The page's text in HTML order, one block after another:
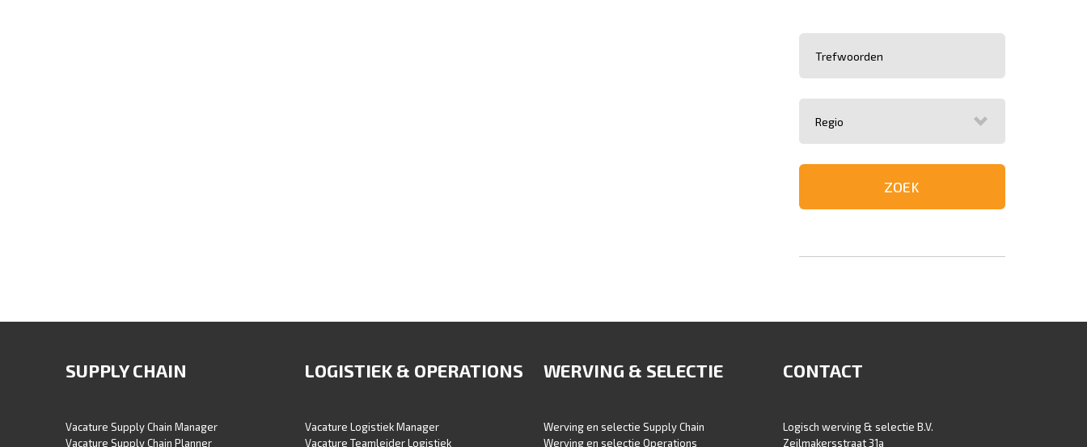
CONTACT
Logisch werving & selectie B.V.
Zeilmakersstraat 31a
SUPPLY CHAIN
Vacature Supply Chain Manager
Vacature Supply Chain Planner
LOGISTIEK & OPERATIONS
Vacature Logistiek Manager
Vacature Teamleider Logistiek
WERVING & SELECTIE
Werving en selectie Supply Chain
Werving en selectie Operations